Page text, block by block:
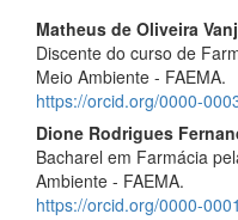
Conteúdo
do
artigo
principal
Matheus de Oliveira
Discente do curso de
Meio Ambiente - FAEMA.
https://orcid.org/0000-
Dione Rodrigues
Bacharel em Farmácia
Ambiente - FAEMA.
https://orcid.org/0000-